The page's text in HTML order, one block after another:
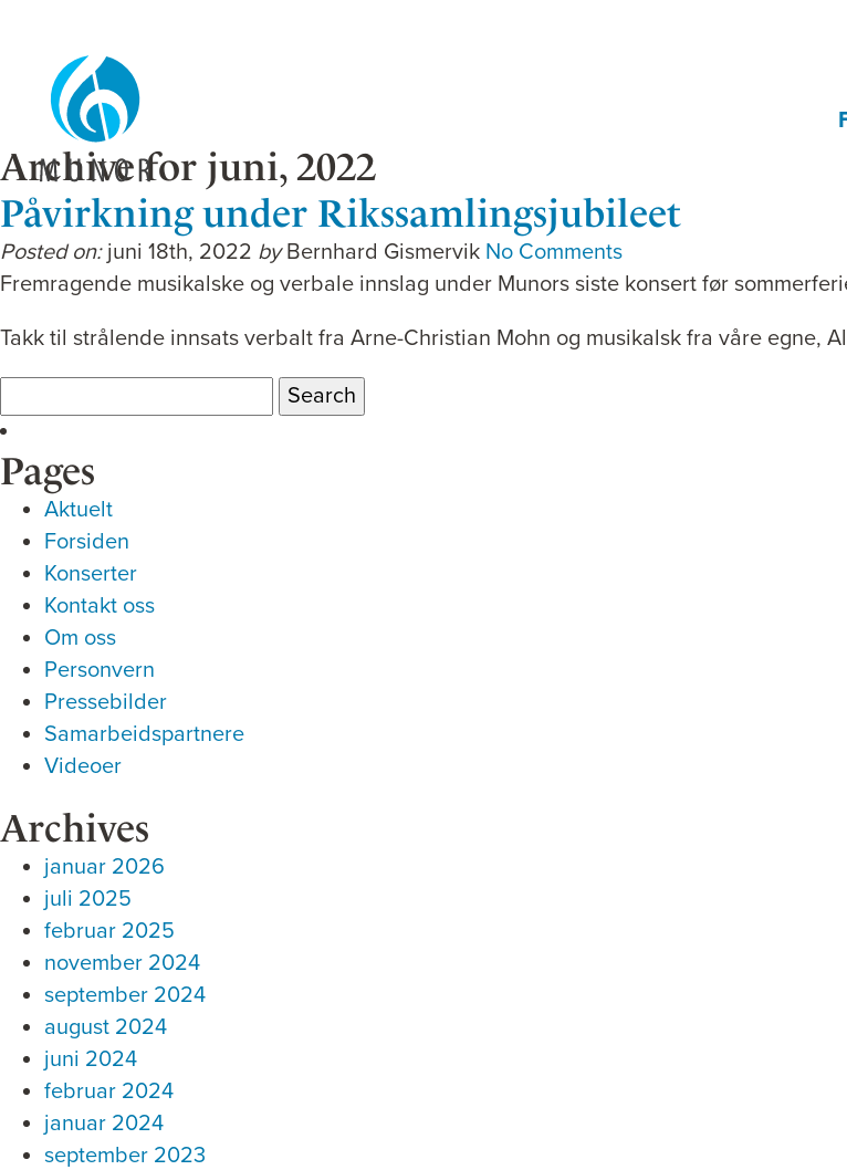
Archive for juni, 2022
Påvirkning under Rikssamlingsjubileet
Posted on:juni 18th, 2022 byBernhard Gismervik No Comments
Fremragende musikalske og verbale innslag under Munors siste konsert før
Takk til strålende innsats verbalt fra Arne-Christian Mohn og musikalsk fra våre egne,
for:
Pages
Aktuelt
Forsiden
Konserter
Kontakt oss
Om oss
Personvern
Pressebilder
Samarbeidspartnere
Videoer
Archives
januar 2026
juli 2025
februar 2025
november 2024
september 2024
august 2024
juni 2024
februar 2024
januar 2024
september 2023